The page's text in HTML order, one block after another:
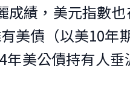
成績，美元指數
美債（以美10年
美公債持有人垂